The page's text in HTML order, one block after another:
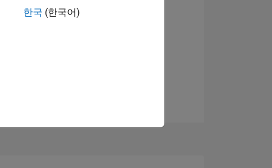
한국 (한국어)